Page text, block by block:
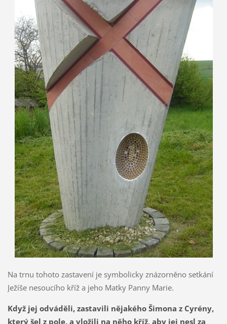
Na trnu tohoto zastavení je symbolicky znázorněno setkání
Ježíše nesoucího kříž a jeho Matky Panny Marie.
Když jej odváděli, zastavili nějakého Šimona z Cyrény,
který šel z pole, a vložili na něho kříž, aby jej nesl za